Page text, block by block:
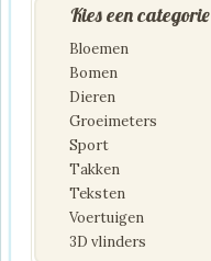
Kies een categorie
Bloemen
Bomen
Dieren
Groeimeters
Sport
Takken
Teksten
Voertuigen
3D vlinders